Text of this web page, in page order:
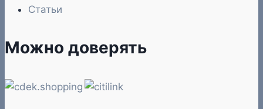
Статьи
Можно доверять